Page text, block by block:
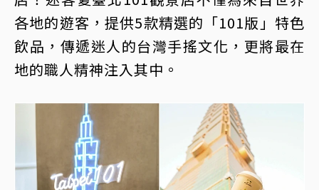
各地的遊客，提供5款精選的「101版」特色
飲品，傳遞迷人的台灣手搖文化，更將最在
地的職人精神注入其中。